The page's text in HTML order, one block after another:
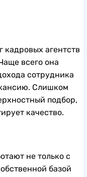
кадровых агентств
всего она
сотрудника
Слишком
подбор,
качество.
не только с
базой